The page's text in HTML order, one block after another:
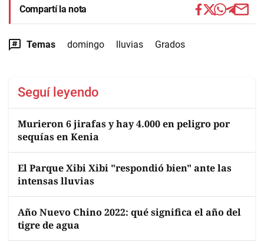
Compartí la nota
Temas domingo lluvias Grados
Seguí leyendo
Murieron 6 jirafas y hay 4.000 en peligro por
sequías en Kenia
El Parque Xibi Xibi "respondió bien" ante las
intensas lluvias
Año Nuevo Chino 2022: qué significa el año del
tigre de agua